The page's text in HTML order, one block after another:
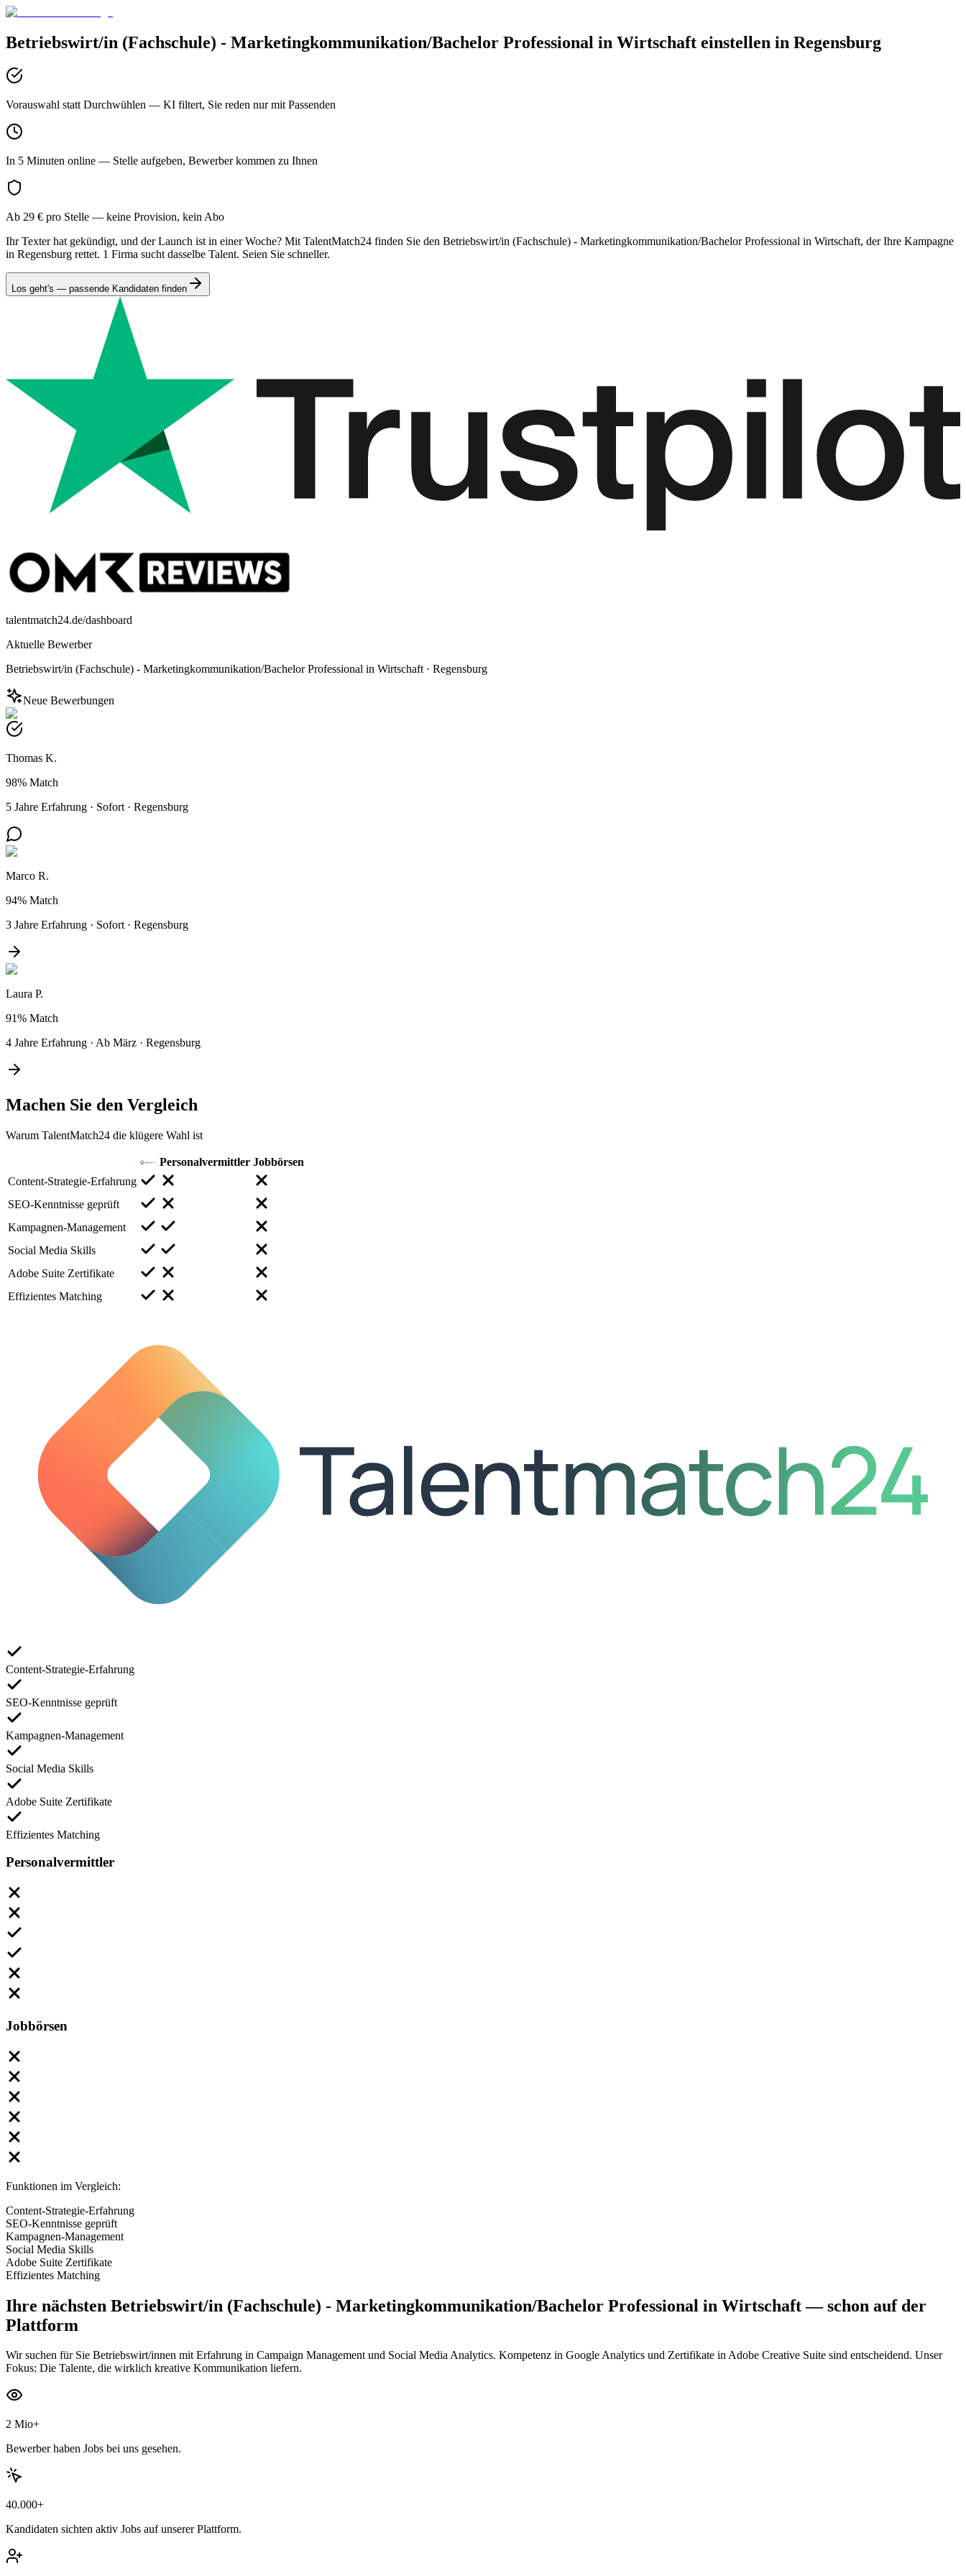
Betriebswirt/in (Fachschule) - Marketingkommunikation/Bachelor Professional in Wirtschaft einstellen in Regensburg
Vorauswahl statt Durchwühlen — KI filtert, Sie reden nur mit Passenden
In 5 Minuten online — Stelle aufgeben, Bewerber kommen zu Ihnen
Ab 29 € pro Stelle — keine Provision, kein Abo
Ihr Texter hat gekündigt, und der Launch ist in einer Woche? Mit TalentMatch24 finden Sie den Betriebswirt/in (Fachschule) - Marketingkommunikation/Bachelor Professional in Wirtschaft, der Ihre Kampagne
in Regensburg rettet. 1 Firma sucht dasselbe Talent. Seien Sie schneller.
Los geht's — passende Kandidaten finden
talentmatch24.de/dashboard
Aktuelle Bewerber
Betriebswirt/in (Fachschule) - Marketingkommunikation/Bachelor Professional in Wirtschaft · Regensburg
Neue Bewerbungen
Thomas K.
98% Match
5 Jahre Erfahrung · Sofort · Regensburg
Marco R.
94% Match
3 Jahre Erfahrung · Sofort · Regensburg
Laura P.
91% Match
4 Jahre Erfahrung · Ab März · Regensburg
Machen Sie den Vergleich
Warum TalentMatch24 die klügere Wahl ist
Personalvermittler Jobbörsen
Content-Strategie-Erfahrung
SEO-Kenntnisse geprüft
Kampagnen-Management
Social Media Skills
Adobe Suite Zertifikate
Effizientes Matching
Content-Strategie-Erfahrung
SEO-Kenntnisse geprüft
Kampagnen-Management
Social Media Skills
Adobe Suite Zertifikate
Effizientes Matching
Personalvermittler
Jobbörsen
Funktionen im Vergleich:
Content-Strategie-Erfahrung
SEO-Kenntnisse geprüft
Kampagnen-Management
Social Media Skills
Adobe Suite Zertifikate
Effizientes Matching
Ihre nächsten Betriebswirt/in (Fachschule) - Marketingkommunikation/Bachelor Professional in Wirtschaft— schon auf der
Plattform
Wir suchen für Sie Betriebswirt/innen mit Erfahrung in Campaign Management und Social Media Analytics. Kompetenz in Google Analytics und Zertifikate in Adobe Creative Suite sind entscheidend. Unser
Fokus: Die Talente, die wirklich kreative Kommunikation liefern.
2 Mio+
Bewerber haben Jobs bei uns gesehen.
40.000+
Kandidaten sichten aktiv Jobs auf unserer Plattform.